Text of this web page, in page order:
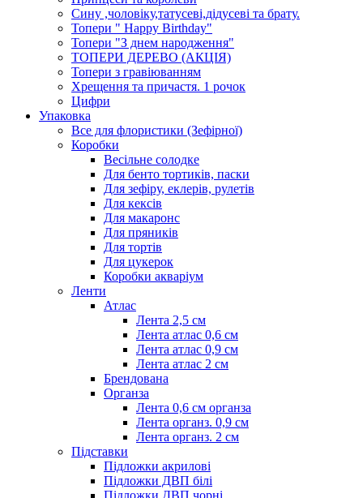
Сину ,чоловіку,татусеві,дідусеві та брату.
Топери " Happy Birthday"
Топери "З днем народження"
ТОПЕРИ ДЕРЕВО (АКЦІЯ)
Топери з гравіюванням
Хрещення та причастя. 1 рочок
Цифри
Упаковка
Все для флористики (Зефірної)
Коробки
Весільне солодке
Для бенто тортиків, паски
Для зефіру, еклерів, рулетів
Для кексів
Для макаронс
Для пряників
Для тортів
Для цукерок
Коробки акваріум
Ленти
Атлас
Лента 2,5 см
Лента атлас 0,6 см
Лента атлас 0,9 см
Лента атлас 2 см
Брендована
Органза
Лента 0,6 см органза
Лента органз. 0,9 см
Лента органз. 2 см
Підставки
Підложки акрилові
Підложки ДВП білі
Підложки ДВП чорні